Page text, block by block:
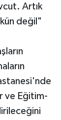
Artık
değil"
ve Eğitim-